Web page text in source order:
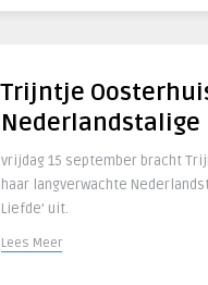
Trijntje
Nederlandstalige
vrijdag 15 september bracht
haar langverwachte
Liefde’ uit.
Lees Meer